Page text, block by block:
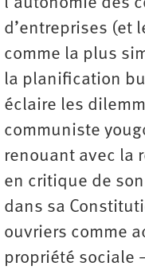
d’entreprises (et
comme la plus
la planification
éclaire les
communiste
renouant avec la
en critique de
dans sa
ouvriers comme
propriété sociale